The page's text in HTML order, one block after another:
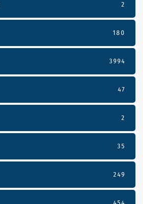
2
180
3994
47
2
35
249